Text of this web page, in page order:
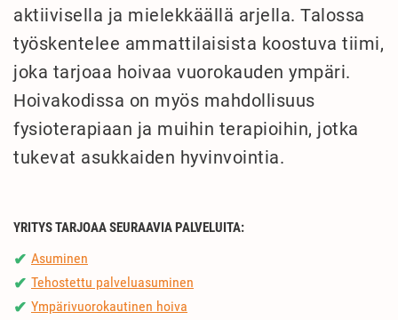
aktiivisella ja mielekkäällä arjella. Talossa
työskentelee ammattilaisista koostuva tiimi,
joka tarjoaa hoivaa vuorokauden ympäri.
Hoivakodissa on myös mahdollisuus
fysioterapiaan ja muihin terapioihin, jotka
tukevat asukkaiden hyvinvointia.
YRITYS TARJOAA SEURAAVIA PALVELUITA:
✔ Asuminen
✔ Tehostettu palveluasuminen
✔ Ympärivuorokautinen hoiva